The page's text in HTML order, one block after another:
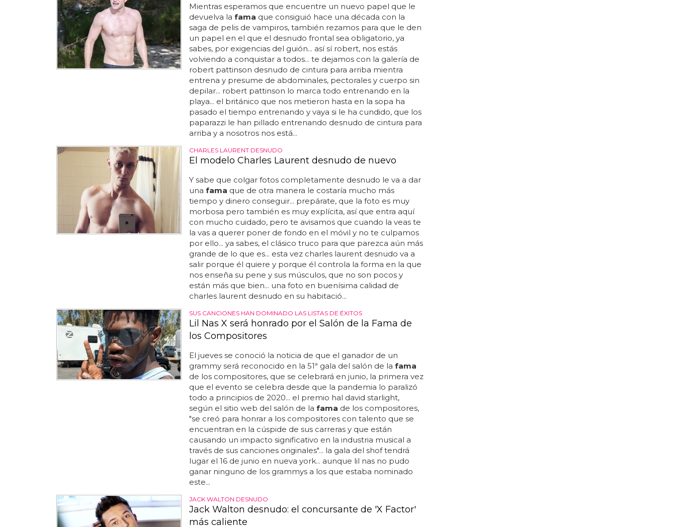
Mientras esperamos que encuentre un nuevo papel que le
devuelva la fama que consiguió hace una década con la
saga de pelis de vampiros, también rezamos para que le den
un papel en el que el desnudo frontal sea obligatorio, ya
sabes, por exigencias del guión... así sí robert, nos estás
volviendo a conquistar a todos... te dejamos con la galería de
robert pattinson desnudo de cintura para arriba mientra
entrena y presume de abdominales, pectorales y cuerpo sin
depilar... robert pattinson lo marca todo entrenando en la
playa... el británico que nos metieron hasta en la sopa ha
pasado el tiempo entrenando y vaya si le ha cundido, que los
paparazzi le han pillado entrenando desnudo de cintura para
arriba y a nosotros nos está...
CHARLES LAURENT DESNUDO
El modelo Charles Laurent desnudo de nuevo
Y sabe que colgar fotos completamente desnudo le va a dar
una fama que de otra manera le costaría mucho más
tiempo y dinero conseguir... prepárate, que la foto es muy
morbosa pero también es muy explícita, así que entra aquí
con mucho cuidado, pero te avisamos que cuando la veas te
la vas a querer poner de fondo en el móvil y no te culpamos
por ello... ya sabes, el clásico truco para que parezca aún más
grande de lo que es... esta vez charles laurent desnudo va a
salir porque él quiere y porque él controla la forma en la que
nos enseña su pene y sus músculos, que no son pocos y
están más que bien... una foto en buenísima calidad de
charles laurent desnudo en su habitació...
SUS CANCIONES HAN DOMINADO LAS LISTAS DE ÉXITOS
Lil Nas X será honrado por el Salón de la Fama de
los Compositores
El jueves se conoció la noticia de que el ganador de un
grammy será reconocido en la 51ª gala del salón de la fama
de los compositores, que se celebrará en junio, la primera vez
que el evento se celebra desde que la pandemia lo paralizó
todo a principios de 2020... el premio hal david starlight,
según el sitio web del salón de la fama de los compositores,
"se creó para honrar a los compositores con talento que se
encuentran en la cúspide de sus carreras y que están
causando un impacto significativo en la industria musical a
través de sus canciones originales"... la gala del shof tendrá
lugar el 16 de junio en nueva york... aunque lil nas no pudo
ganar ninguno de los grammys a los que estaba nominado
este...
JACK WALTON DESNUDO
Jack Walton desnudo: el concursante de 'X Factor'
más caliente